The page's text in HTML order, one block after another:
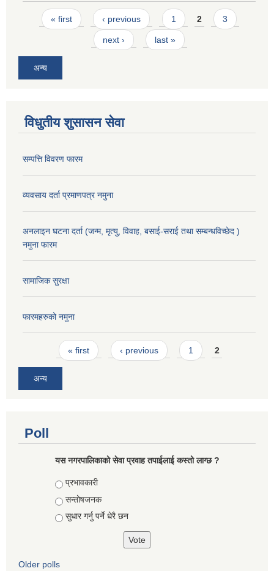
Pages
« first ‹ previous 1 2 3
next › last »
अन्य
विधुतीय शुसासन सेवा
सम्पत्ति विवरण फारम
व्यवसाय दर्ता प्रमाणपत्र नमुना
अनलाइन घटना दर्ता (जन्म, मृत्यु, विवाह, बसाई-सराई तथा सम्बन्धविच्छेद )
नमुना फारम
सामाजिक सुरक्षा
फारमहरुको नमुना
Pages« first ‹ previous 1 2
अन्य
Poll
यस नगरपालिकाको सेवा प्रवाह तपाईलाई कस्तो लाग्छ ?
Choices
प्रभावकारी
सन्तोषजनक
सुधार गर्नु पर्ने धेरै छन
Older polls